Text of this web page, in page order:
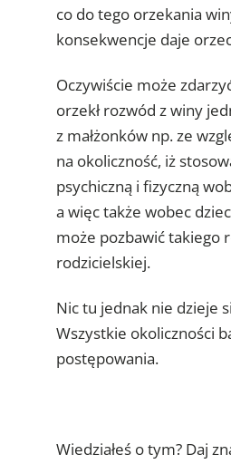
co do tego orzekania
konsekwencje daje
Oczywiście może
orzekł rozwód z winy
z małżonków np. ze
na okoliczność, iż
psychiczną i fizyczną
a więc także wobec
może pozbawić takiego
rodzicielskiej.
Nic tu jednak nie dzieje
Wszystkie okoliczności
postępowania.
Wiedziałeś o tym? Daj